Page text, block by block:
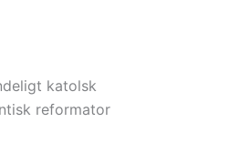
katolsk
reformator